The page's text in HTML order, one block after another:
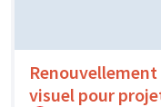
visuel pour